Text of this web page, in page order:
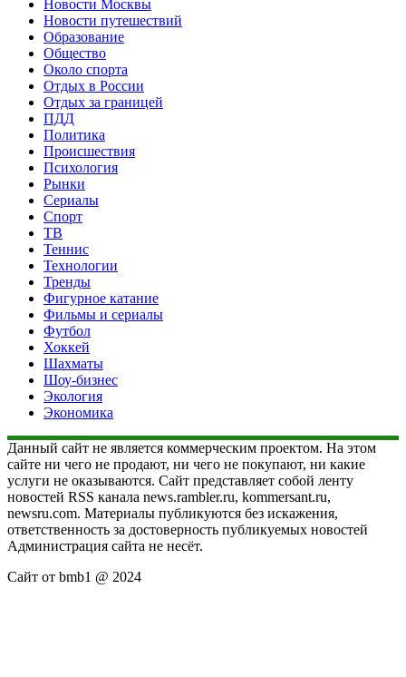
Новости Москвы
Новости путешествий
Образование
Общество
Около спорта
Отдых в России
Отдых за границей
ПДД
Политика
Происшествия
Психология
Рынки
Сериалы
Спорт
ТВ
Теннис
Технологии
Тренды
Фигурное катание
Фильмы и сериалы
Футбол
Хоккей
Шахматы
Шоу-бизнес
Экология
Экономика
Данный сайт не является коммерческим проектом. На этом
сайте ни чего не продают, ни чего не покупают, ни какие
услуги не оказываются. Сайт представляет собой ленту
новостей RSS канала news.rambler.ru, kommersant.ru,
newsru.com. Материалы публикуются без искажения,
ответственность за достоверность публикуемых новостей
Администрация сайта не несёт.
Сайт от bmb1 @ 2024